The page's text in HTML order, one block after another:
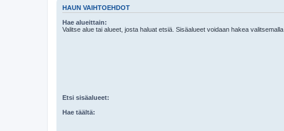
HAUN VAIHTOEHDOT
Hae alueittain:
Valitse alue tai alueet, josta haluat etsiä. Sisäalueet voidaan hakea valitsemalla
Etsi sisäalueet:
Hae täältä: